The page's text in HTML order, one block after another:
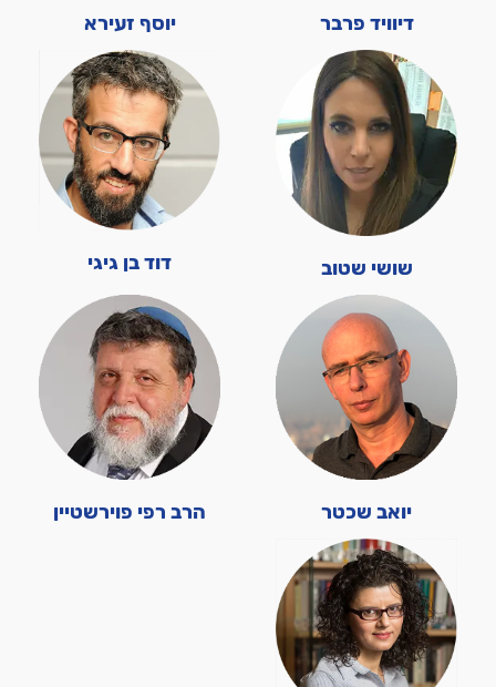
דיוויד פרבר יוסף זעירא
שושי שטוב דוד בן גיגי
יואב שכטר הרב רפי פוירשטיין